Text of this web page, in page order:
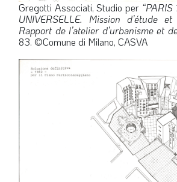
Gregotti Associati, Studio per “PARIS
UNIVERSELLE. Mission d’étude
Rapport de l’atelier d’urbanisme et
83. ©Comune di Milano, CASVA